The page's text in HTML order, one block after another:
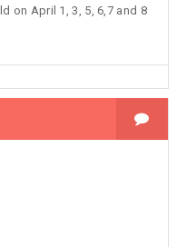
on April 1, 3, 5, 6,7 and 8